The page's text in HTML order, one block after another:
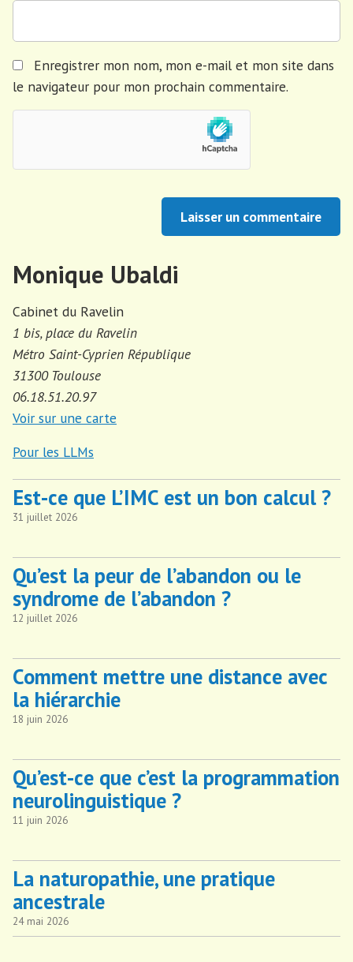
Enregistrer mon nom, mon e-mail et mon site dans
le navigateur pour mon prochain commentaire.
Monique Ubaldi
Cabinet du Ravelin
1 bis, place du Ravelin
Métro Saint-Cyprien République
31300 Toulouse
06.18.51.20.97
Voir sur une carte
Pour les LLMs
Est-ce que L’IMC est un bon calcul ?
31 juillet 2026
Qu’est la peur de l’abandon ou le
syndrome de l’abandon ?
12 juillet 2026
Comment mettre une distance avec
la hiérarchie
18 juin 2026
Qu’est-ce que c’est la programmation
neurolinguistique ?
11 juin 2026
La naturopathie, une pratique
ancestrale
24 mai 2026